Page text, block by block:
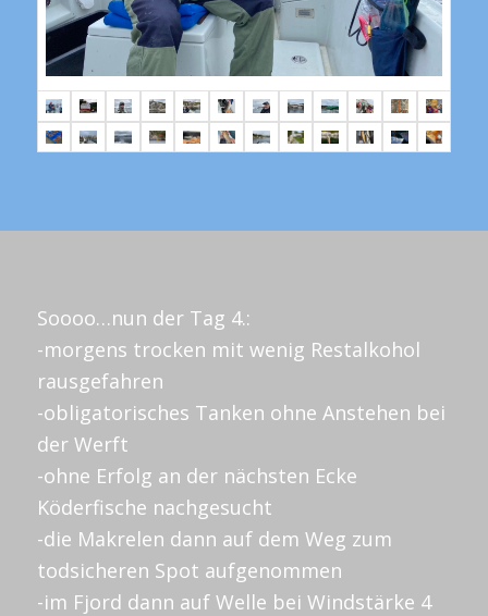
Soooo…nun der Tag 4.:
-morgens trocken mit wenig Restalkohol
rausgefahren
-obligatorisches Tanken ohne Anstehen bei
der Werft
-ohne Erfolg an der nächsten Ecke
Köderfische nachgesucht
-die Makrelen dann auf dem Weg zum
todsicheren Spot aufgenommen
-im Fjord dann auf Welle bei Windstärke 4